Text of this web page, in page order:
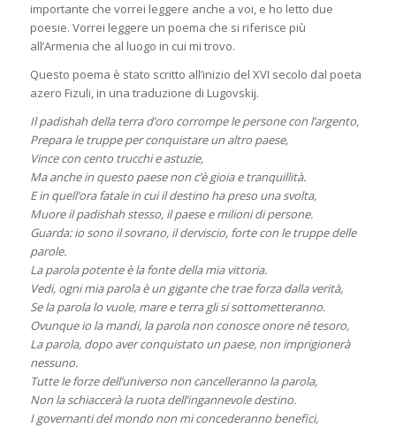
importante che vorrei leggere anche a voi, e ho letto due
poesie. Vorrei leggere un poema che si riferisce più
all’Armenia che al luogo in cui mi trovo.
Questo poema è stato scritto all’inizio del XVI secolo dal poeta
azero Fizuli, in una traduzione di Lugovskij.
Il padishah della terra d’oro corrompe le persone con l’argento,
Prepara le truppe per conquistare un altro paese,
Vince con cento trucchi e astuzie,
Ma anche in questo paese non c’è gioia e tranquillità.
E in quell’ora fatale in cui il destino ha preso una svolta,
Muore il padishah stesso, il paese e milioni di persone.
Guarda: io sono il sovrano, il derviscio, forte con le truppe delle
parole.
La parola potente è la fonte della mia vittoria.
Vedi, ogni mia parola è un gigante che trae forza dalla verità,
Se la parola lo vuole, mare e terra gli si sottometteranno.
Ovunque io la mandi, la parola non conosce onore né tesoro,
La parola, dopo aver conquistato un paese, non imprigionerà
nessuno.
Tutte le forze dell’universo non cancelleranno la parola,
Non la schiaccerà la ruota dell’ingannevole destino.
I governanti del mondo non mi concederanno benefici,